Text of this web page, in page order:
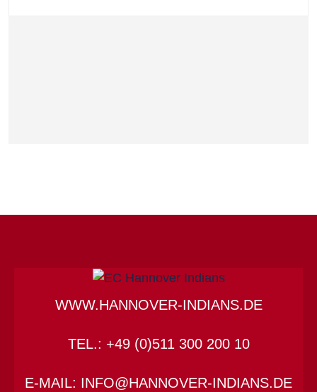
WWW.HANNOVER-INDIANS.DE
TEL.: +49 (0)511 300 200 10
E-MAIL: INFO@HANNOVER-INDIANS.DE